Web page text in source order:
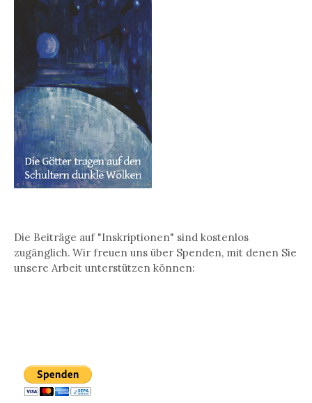
Die Beiträge auf "Inskriptionen" sind kostenlos
zugänglich. Wir freuen uns über Spenden, mit denen Sie
unsere Arbeit unterstützen können: